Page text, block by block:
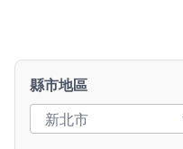
縣市地區